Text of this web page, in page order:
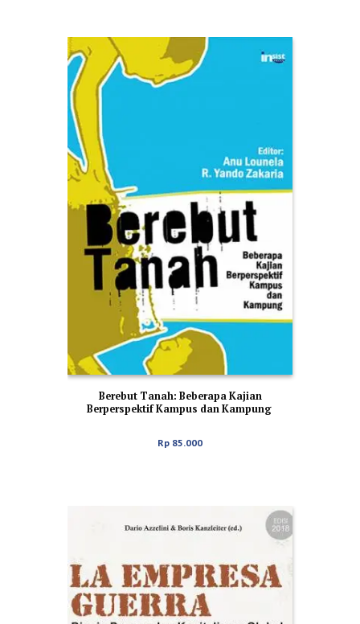
Berebut Tanah: Beberapa Kajian
Berperspektif Kampus dan Kampung
Rp 85.000